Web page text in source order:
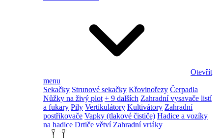
Otevřít
menu
Sekačky Strunové sekačky Křovinořezy Čerpadla
Nůžky na živý plot + 9 dalších Zahradní vysavače listí
a fukary Pily Vertikulátory Kultivátory Zahradní
postřikovače Vapky (tlakové čističe) Hadice a vozíky
na hadice Drtiče větví Zahradní vrtáky